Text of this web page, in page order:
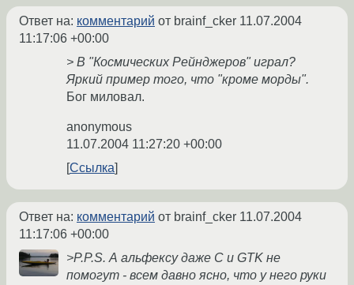
Ответ на: комментарий от brainf_cker 11.07.2004
11:17:06 +00:00
> В "Космических Рейнджеров" играл?
Яркий пример того, что "кроме морды".
Бог миловал.
anonymous
11.07.2004 11:27:20 +00:00
Ссылка
Ответ на: комментарий от brainf_cker 11.07.2004
11:17:06 +00:00
>P.P.S. А альфексу даже C и GTK не
помогут - всем давно ясно, что у него руки